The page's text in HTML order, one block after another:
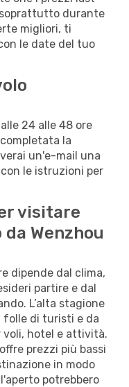
durante
migliori, ti
le date del tuo
24 alle 48 ore
la
un'e-mail una
le istruzioni per
visitare
Wenzhou
dipende dal clima,
partire e dal
L’alta stagione
di turisti e da
voli, hotel e attività.
prezzi più bassi
in modo
potrebbero